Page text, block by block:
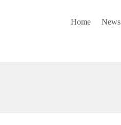
Home News